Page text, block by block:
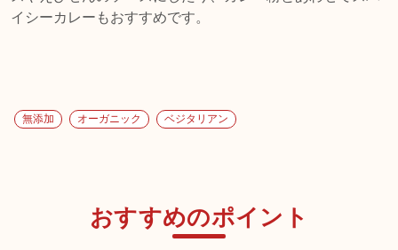
イシーカレーもおすすめです。
無添加 オーガニック ベジタリアン
おすすめのポイント